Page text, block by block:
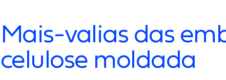
Mais-valias das
celulose moldada